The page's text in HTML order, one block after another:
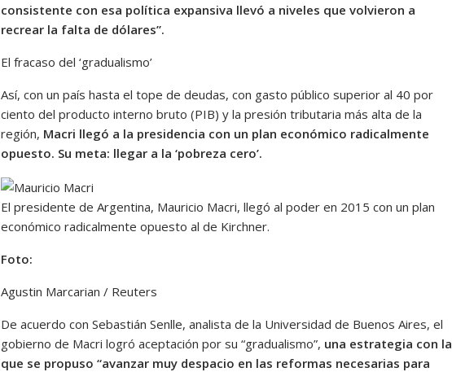
consistente con esa política expansiva llevó a niveles que volvieron a
recrear la falta de dólares”.
El fracaso del ‘gradualismo’
Así, con un país hasta el tope de deudas, con gasto público superior al 40 por
ciento del producto interno bruto (PIB) y la presión tributaria más alta de la
región, Macri llegó a la presidencia con un plan económico radicalmente
opuesto. Su meta: llegar a la ‘pobreza cero’.
El presidente de Argentina, Mauricio Macri, llegó al poder en 2015 con un plan
económico radicalmente opuesto al de Kirchner.
Foto:
Agustin Marcarian / Reuters
De acuerdo con Sebastián Senlle, analista de la Universidad de Buenos Aires, el
gobierno de Macri logró aceptación por su “gradualismo”, una estrategia con la
que se propuso “avanzar muy despacio en las reformas necesarias para